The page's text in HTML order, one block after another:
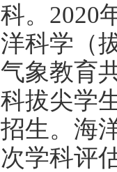
科。2020
洋科学（
气象教育
科拔尖学
招生。海
次学科评